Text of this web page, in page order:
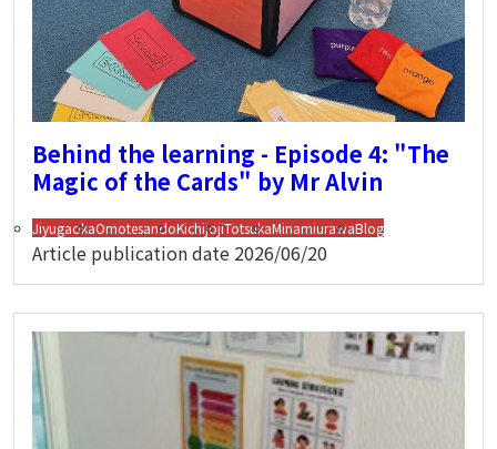
Behind the learning - Episode 4: "The
Magic of the Cards" by Mr Alvin
JiyugaokaOmotesandoKichijojiTotsukaMinamiurawaBlog
Article publication date 2026/06/20